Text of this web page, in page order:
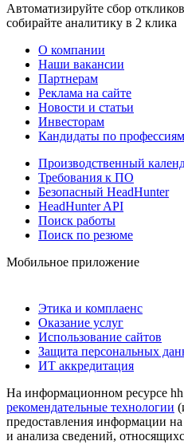
Автоматизируйте сбор
собирайте аналитику в 2 клика
О компании
Наши вакансии
Партнерам
Реклама на сайте
Новости и статьи
Инвесторам
Кандидаты по профессиям
Производственный
Требования к ПО
Безопасный HeadHunter
HeadHunter API
Поиск работы
Поиск по резюме
Мобильное приложение
Этика и комплаенс
Оказание услуг
Использование сайтов
Защита персональных
ИТ аккредитация
На информационном ресурсе
рекомендательные технологии
предоставления информации
и анализа сведений,